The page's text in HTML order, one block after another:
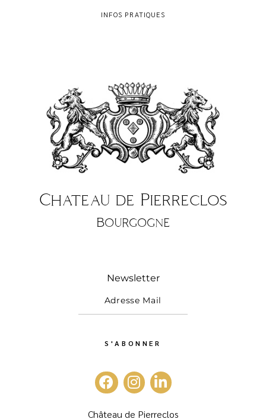
INFOS PRATIQUES
Chateau de Pierreclos
Bourgogne
Newsletter
Château de Pierreclos